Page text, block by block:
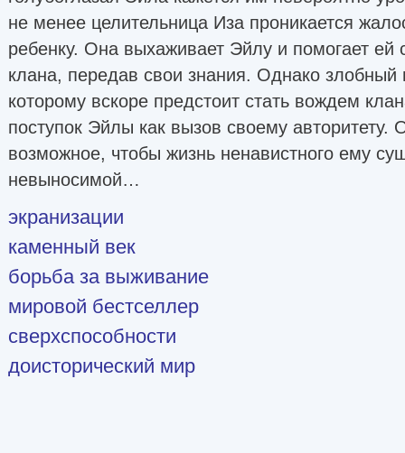
не менее целительница Иза проникается
ребенку. Она выхаживает Эйлу и помогает ей
клана, передав свои знания. Однако
которому вскоре предстоит стать вождем
поступок Эйлы как вызов своему авторитету.
возможное, чтобы жизнь ненавистного ему
невыносимой…
экранизации
каменный век
борьба за выживание
мировой бестселлер
сверхспособности
доисторический мир